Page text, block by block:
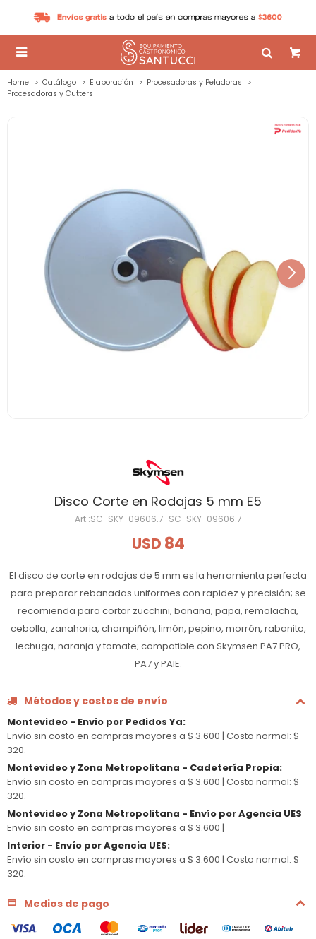

Home Catálogo Elaboración
Procesadoras y Peladoras
Procesadoras y Cutters
Disco Corte en Rodajas 5 mm E5
SC-SKY-09606.7-SC-SKY-09606.7
USD 84
El disco de corte en rodajas de 5 mm es la herramienta perfecta
para preparar rebanadas uniformes con rapidez y precisión; se
recomienda para cortar zucchini, banana, papa, remolacha,
cebolla, zanahoria, champiñón, limón, pepino, morrón, rabanito,
lechuga, naranja y tomate; compatible con Skymsen PA7 PRO,
PA7 y PAIE.
Métodos y costos de envío
Montevideo - Envio por Pedidos Ya:
Envío sin costo en compras mayores a $ 3.600 | Costo normal: $
320.
Montevideo y Zona Metropolitana - Cadetería Propia:
Envío sin costo en compras mayores a $ 3.600 | Costo normal: $
320.
Montevideo y Zona Metropolitana - Envío por Agencia UES
Envío sin costo en compras mayores a $ 3.600 |
Interior - Envío por Agencia UES:
Envío sin costo en compras mayores a $ 3.600 | Costo normal: $
320.
Medios de pago